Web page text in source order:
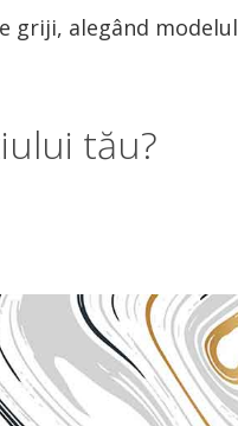
griji, alegând modelul
tău?